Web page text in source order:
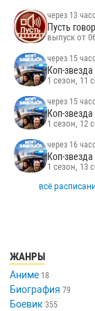
через 13
Пусть
выпуск от
через 15
Коп-звезда
1 сезон, 11
через 15
Коп-звезда
1 сезон, 12
через 16
Коп-звезда
1 сезон, 13
всё
ЖАНРЫ
Аниме 18
Биография 79
Боевик 355